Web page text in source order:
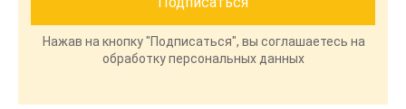
Нажав на кнопку "Подписаться", вы соглашаетесь на
обработку персональных данных